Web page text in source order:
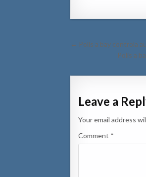
Post
← Polis a bay controla
Polis a
Leave a
Your email address
Comment *